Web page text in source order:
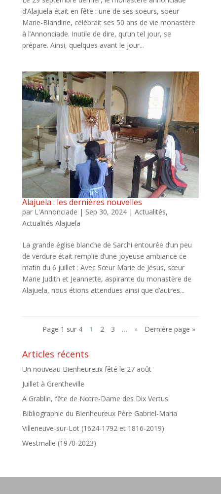
d’Alajuela était en fête : une de ses soeurs, soeur
Marie-Blandine, célébrait ses 50 ans de vie monastère
à l’Annonciade. Inutile de dire, qu’un tel jour, se
prépare. Ainsi, quelques avant le jour...
Alajuela : les dernières nouvelles
par L'Annonciade | Sep 30, 2024| Actualités,
Actualités Alajuela
La grande église blanche de Sarchi entourée d’un peu
de verdure était remplie d’une joyeuse ambiance ce
matin du 6 juillet : Avec Sœur Marie de Jésus, sœur
Marie Judith et Jeannette, aspirante du monastère de
Alajuela, nous étions attendues ainsi que d’autres...
Page 1 sur 4 1 2 3 … » Dernière page »
Articles récents
Un nouveau Bienheureux fêté le 27 août
Juillet à Grentheville
A Grablin, fête de Notre-Dame des Dix Vertus
Bibliographie du Bienheureux Père Gabriel-Maria
Villeneuve-sur-Lot (1624-1792 et 1816-2019)
Westmalle (1970-2023)